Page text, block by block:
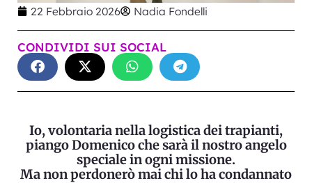
22 Febbraio 2026 Nadia Fondelli
CONDIVIDI SUI SOCIAL
Io, volontaria nella logistica dei trapianti,
piango Domenico che sarà il nostro angelo
speciale in ogni missione.
Ma non perdonerò mai chi lo ha condannato